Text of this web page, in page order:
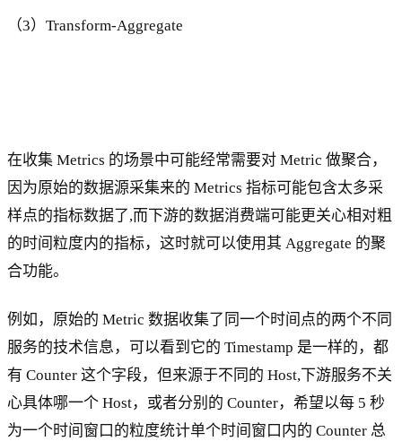
（3）Transform-Aggregate
在收集 Metrics 的场景中可能经常需要对 Metric 做聚合，
因为原始的数据源采集来的 Metrics 指标可能包含太多采
样点的指标数据了,而下游的数据消费端可能更关心相对粗
的时间粒度内的指标，这时就可以使用其 Aggregate 的聚
合功能。
例如，原始的 Metric 数据收集了同一个时间点的两个不同
服务的技术信息，可以看到它的 Timestamp 是一样的，都
有 Counter 这个字段，但来源于不同的 Host,下游服务不关
心具体哪一个 Host，或者分别的 Counter，希望以每 5 秒
为一个时间窗口的粒度统计单个时间窗口内的 Counter 总